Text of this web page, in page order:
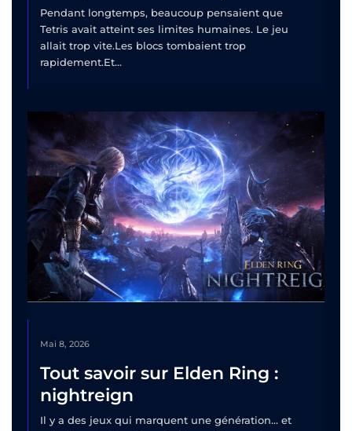
Pendant longtemps, beaucoup pensaient que
Tetris avait atteint ses limites humaines. Le jeu
allait trop vite.Les blocs tombaient trop
rapidement.Et...
Mai 8, 2026
Tout savoir sur Elden Ring :
nightreign
Il y a des jeux qui marquent une génération… et